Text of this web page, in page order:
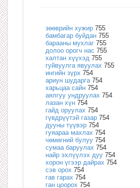
зөөврийн хужир 755
бамбагар буйдан 755
барааны мухлаг 755
долоо орогч нас 755
халтан хүүхэд 755
гуйвуулга явуулах 755
ингийн зүрх 754
ариун шударга 754
харьцаа сайн 754
аялгуу ундруулах 754
лазан хүн 754
гайд оруулах 754
гүвдрүүтэй газар 754
дууны түүвэр 754
гуяараа махлах 754
чөмөгний булуу 754
сумаа баруулах 754
найр эхлүүлэх дуу 754
хорон үгээр дайрах 754
сэв орох 754
гав гарах 754
ган цоорох 754